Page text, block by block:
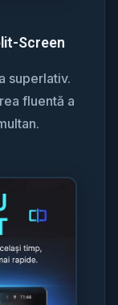
Screen
superlativ.
fluentă a